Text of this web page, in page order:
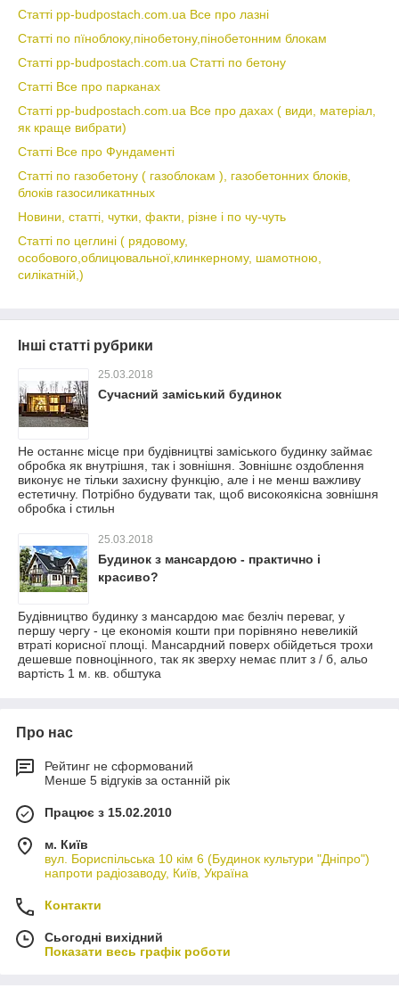
Статті pp-budpostach.com.ua Все про лазні
Статті по пїноблоку,пінобетону,пінобетонним блокам
Статті pp-budpostach.com.ua Статті по бетону
Статті Все про парканах
Статті pp-budpostach.com.ua Все про дахах ( види, матеріал,
як краще вибрати)
Статті Все про Фундаменті
Статті по газобетону ( газоблокам ), газобетонних блоків,
блоків газосиликатнных
Новини, статті, чутки, факти, різне і по чу-чуть
Статті по цеглині ( рядовому,
особового,облицювальної,клинкерному, шамотною,
силікатній,)
Інші статті рубрики
25.03.2018
Сучасний заміський будинок
Не останнє місце при будівництві заміського будинку займає
обробка як внутрішня, так і зовнішня. Зовнішнє оздоблення
виконує не тільки захисну функцію, але і не менш важливу
естетичну. Потрібно будувати так, щоб високоякісна зовнішня
обробка і стильн
25.03.2018
Будинок з мансардою - практично і
красиво?
Будівництво будинку з мансардою має безліч переваг, у
першу чергу - це економія кошти при порівняно невеликій
втраті корисної площі. Мансардний поверх обійдеться трохи
дешевше повноцінного, так як зверху немає плит з / б, альо
вартість 1 м. кв. обштука
Про нас
Рейтинг не сформований
Менше 5 відгуків за останній рік
Працює з 15.02.2010
м. Київ
вул. Бориспільська 10 кім 6 (Будинок культури "Дніпро")
напроти радіозаводу, Київ, Україна
Контакти
Сьогодні вихідний
Показати весь графік роботи